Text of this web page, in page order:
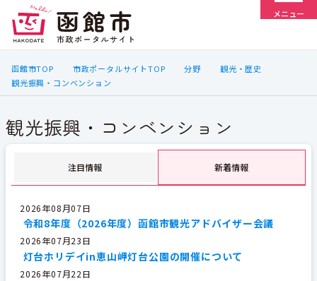
メニュー
函館市TOP 市政ポータルサイトTOP 分野
観光・歴史
観光振興・コンベンション
観光振興・コンベンション
注目情報 新着情報
2026年08月07日
令和8年度（2026年度）函館市観光アドバイザー会議
2026年07月23日
灯台ホリデイin恵山岬灯台公園の開催について
2026年07月22日